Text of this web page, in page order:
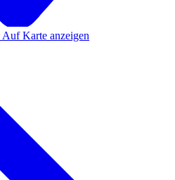
Auf Karte anzeigen